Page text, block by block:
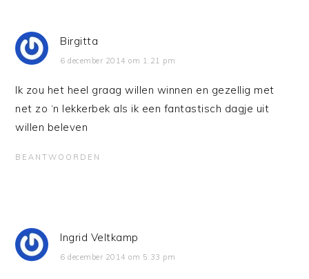
Birgitta
6 december 2014 om 1:21 pm
Ik zou het heel graag willen winnen en gezellig met
net zo ‘n lekkerbek als ik een fantastisch dagje uit
willen beleven
BEANTWOORDEN
Ingrid Veltkamp
6 december 2014 om 5:33 pm